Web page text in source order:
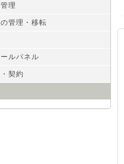
理
管理・移転
ルパネル
契約